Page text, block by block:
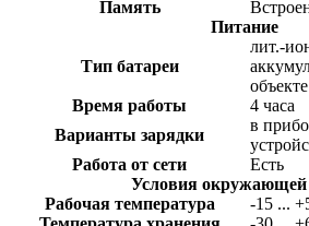
Память
Питание
Тип батареи
лит.-
объекте
Время работы
4 часа
Варианты зарядки
в
Работа от сети
Есть
Условия окружающей
Рабочая температура
-15 ...